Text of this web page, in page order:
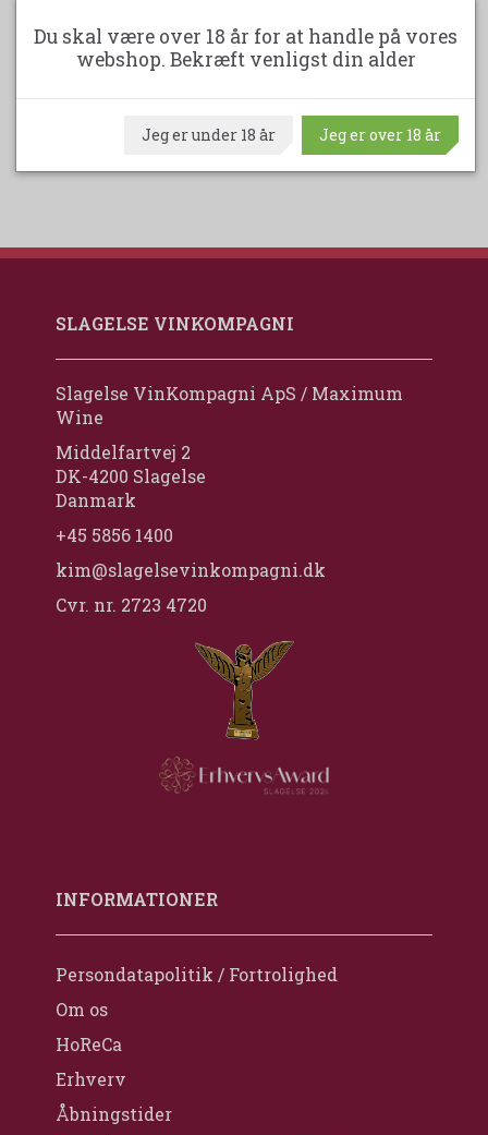
(spar 50,00DKK)
SLAGELSE VINKOMPAGNI
Slagelse VinKompagni ApS / Maximum
Wine
Middelfartvej 2
DK-4200 Slagelse
Danmark
+45 5856 1400
kim@slagelsevinkompagni.dk
Cvr. nr. 2723 4720
INFORMATIONER
Persondatapolitik / Fortrolighed
Om os
HoReCa
Erhverv
Åbningstider
Du skal være over 18 år for at handle på vores
webshop. Bekræft venligst din alder
Jeg er under 18 år Jeg er over 18 år